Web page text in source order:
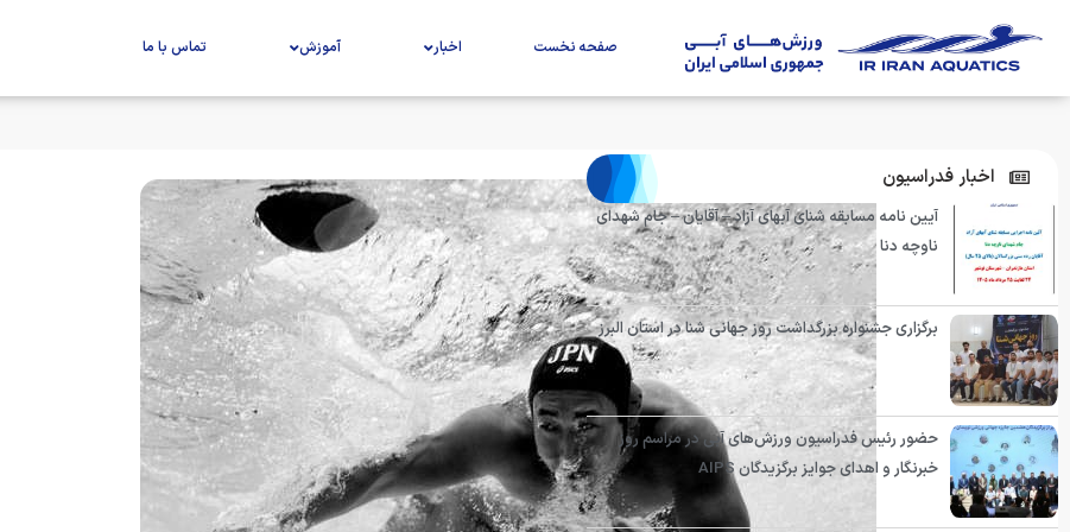
صفحه نخست اخبار آموزش تماس با ما
اخبار فدراسیون
آیین نامه مسابقه شنای آبهای آزاد – آقایان – جام شهدای
ناوچه دنا
برگزاری جشنواره بزرگداشت روز جهانی شنا در استان البرز
حضور رئیس فدراسیون ورزش‌های آبی در مراسم روز
خبرنگار و اهدای جوایز برگزیدگان AIPS